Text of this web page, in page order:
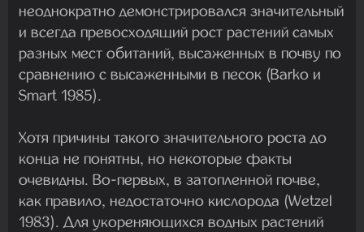
неоднократно демонстрировался значительный
и всегда превосходящий рост растений самых
разных мест обитаний, высаженных в почву по
сравнению с высаженными в песок (Barko и
Smart 1985).
Хотя причины такого значительного роста до
конца не понятны, но некоторые факты
очевидны. Во-первых, в затопленной почве,
как правило, недостаточно кислорода (Wetzel
1983). Для укореняющихся водных растений